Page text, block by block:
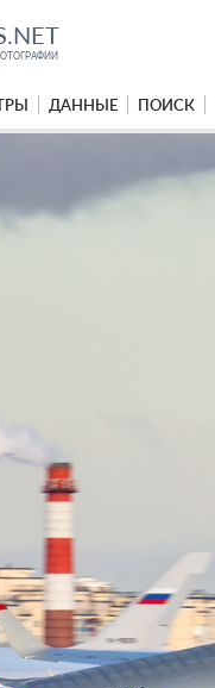
ДАННЫЕ ПОИСК